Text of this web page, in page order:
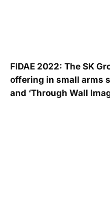
FIDAE 2022: The SK
offering in small arms
and ‘Through Wall